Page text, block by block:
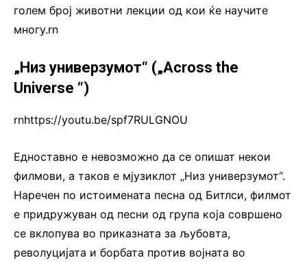
голем број животни лекции од кои ќе научите
многу.rn
„Низ универзумот“ („Across the
Universe “)
rnhttps://youtu.be/spf7RULGNOU
Едноставно е невозможно да се опишат некои
филмови, а таков е мјузиклот „Низ универзумот“.
Наречен по истоимената песна од Битлси, филмот
е придружуван од песни од група која совршено
се вклопува во приказната за љубовта,
револуцијата и борбата против војната во